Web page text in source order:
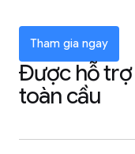
Tham gia ngay
Được hỗ
toàn cầu